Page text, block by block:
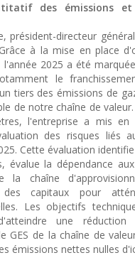
des émissions
président-directeur
à la mise en place
l'année 2025 a été
le
tiers des émissions de
de notre chaîne de
l'entreprise a mis
des risques liés
Cette évaluation
évalue la dépendance
la chaîne
des capitaux pour
Les objectifs
une
GES de la chaîne de
émissions nettes nulles